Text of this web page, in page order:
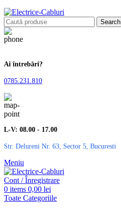
Search
Ai întrebări?
0785.231.810
L-V: 08.00 - 17.00
Str. Delureni Nr. 63, Sector 5, Bucuresti
Meniu
Cont / Înregistrare
0 items 0,00 lei
Toate Categoriile